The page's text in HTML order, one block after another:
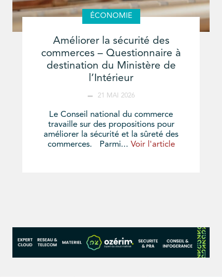
ÉCONOMIE
Améliorer la sécurité des
commerces – Questionnaire à
destination du Ministère de
l’Intérieur
21 MAI 2026
Le Conseil national du commerce
travaille sur des propositions pour
améliorer la sécurité et la sûreté des
commerces. Parmi... Voir l'article